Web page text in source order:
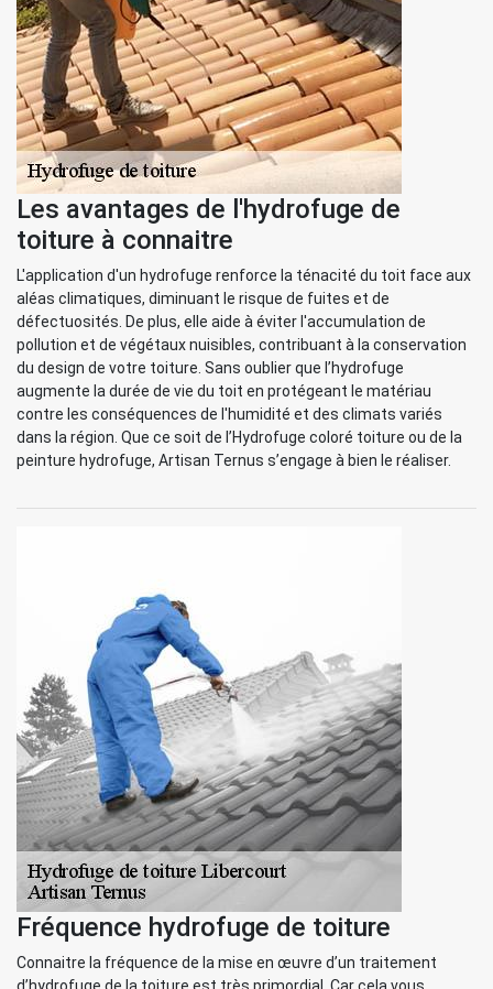
Les avantages de l'hydrofuge de
toiture à connaitre
L'application d'un hydrofuge renforce la ténacité du toit face aux
aléas climatiques, diminuant le risque de fuites et de
défectuosités. De plus, elle aide à éviter l'accumulation de
pollution et de végétaux nuisibles, contribuant à la conservation
du design de votre toiture. Sans oublier que l’hydrofuge
augmente la durée de vie du toit en protégeant le matériau
contre les conséquences de l'humidité et des climats variés
dans la région. Que ce soit de l’Hydrofuge coloré toiture ou de la
peinture hydrofuge, Artisan Ternus s’engage à bien le réaliser.
Fréquence hydrofuge de toiture
Connaitre la fréquence de la mise en œuvre d’un traitement